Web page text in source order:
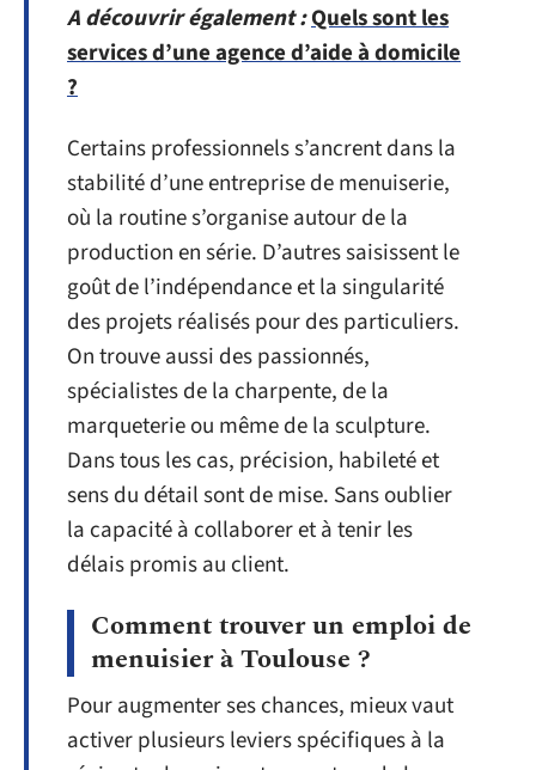
A découvrir également :Quels sont les
services d’une agence d’aide à domicile
?
Certains professionnels s’ancrent dans la
stabilité d’une entreprise de menuiserie,
où la routine s’organise autour de la
production en série. D’autres saisissent le
goût de l’indépendance et la singularité
des projets réalisés pour des particuliers.
On trouve aussi des passionnés,
spécialistes de la charpente, de la
marqueterie ou même de la sculpture.
Dans tous les cas, précision, habileté et
sens du détail sont de mise. Sans oublier
la capacité à collaborer et à tenir les
délais promis au client.
Comment trouver un emploi de
menuisier à Toulouse ?
Pour augmenter ses chances, mieux vaut
activer plusieurs leviers spécifiques à la